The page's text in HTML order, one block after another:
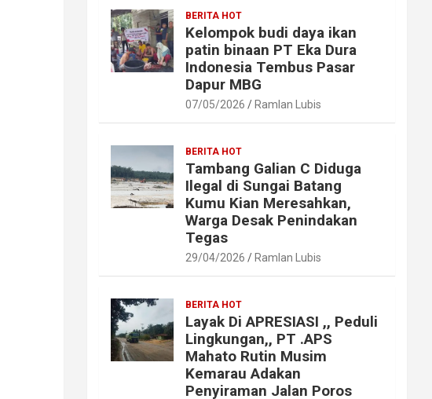
BERITA HOT
Kelompok budi daya ikan
patin binaan PT Eka Dura
Indonesia Tembus Pasar
Dapur MBG
07/05/2026 Ramlan Lubis
BERITA HOT
Tambang Galian C Diduga
Ilegal di Sungai Batang
Kumu Kian Meresahkan,
Warga Desak Penindakan
Tegas
29/04/2026 Ramlan Lubis
BERITA HOT
Layak Di APRESIASI ,, Peduli
Lingkungan,, PT .APS
Mahato Rutin Musim
Kemarau Adakan
Penyiraman Jalan Poros